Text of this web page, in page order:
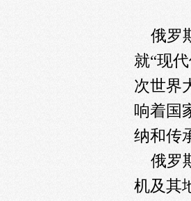
俄罗
就“现
次世界
响着国
纳和传
俄罗
机及其